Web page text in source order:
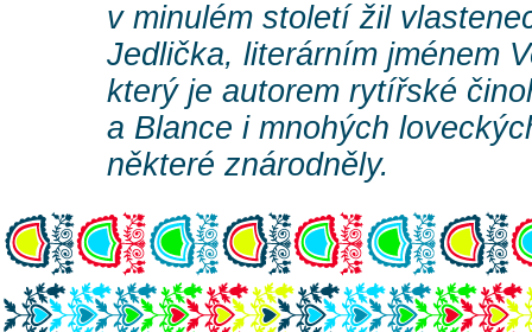
v minulém století žil
Jedlička, literárním jménem
který je autorem rytířské
a Blance i mnohých
některé znárodněly.